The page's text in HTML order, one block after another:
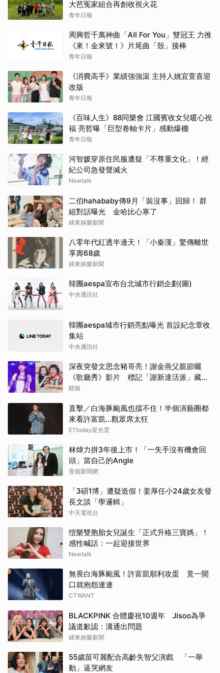
大芭冤家組合再創收視火花
青年日報
周興哲千萬神曲「All For You」雙冠王 力推
《來！金來號！》片尾曲「殼」接棒
青年日報
《消費高手》業績強強滾 主持人姚宜萱喜迎
改版
青年日報
《百味人生》88同樂會 江國賓收女兒暖心祝
福 亮哲曝「巨型卷軸卡片」感動爆棚
青年日報
河智媛穿原住民服遭疑「不尊重文化」！經
紀公司急發聲滅火
Newtalk
二伯hahababy傳9月「裝沒事」回歸！ 群
組對話曝光 金哈比心寒了
緯來娛樂新聞
八零年代紅透半邊天！「小秦漢」驚傳離世
享壽68歲
緯來娛樂新聞
韓團aespa宣布台北城市行銷企劃(圖)
中央通訊社
韓團aespa城市行銷亮點曝光 首設紀念章收
集站
中央通訊社
深夜突發文思念豬哥亮！謝金燕父親節曬
《歌廳秀》影片 標記「謝新達活派」藏洋
蔥
鏡報
直擊／白海豚颱風也擋不住！半個演藝圈都
來看許富凱...觀眾席太狂
ETtoday星光雲
林煒力拼3年後上市！「一失手沒有機會回
頭」當自己的Angle
壹蘋新聞網
「3碩1博」遭疑造假！姜厚任小24歲女友發
長文談「學邏輯」
中天電視台
愷樂雙胞胎女兒誕生「正式升格三寶媽」！
感性喊話：一起迎接世界
Newtalk
無畏白海豚颱風！許富凱順利攻蛋 竟一開
口就抱怨連連
CTWANT
BLACKPINK 合體慶祝10週年 Jisoo為爭
議道歉認：溝通出問題
緯來娛樂新聞
55歲苗可麗配合高齡失智父演戲 「一舉
動」逼哭網友